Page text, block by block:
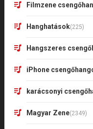
Filmzene
Hanghatások(225)
Hangszeres
iPhone
karácsonyi
Magyar Zene(2349)